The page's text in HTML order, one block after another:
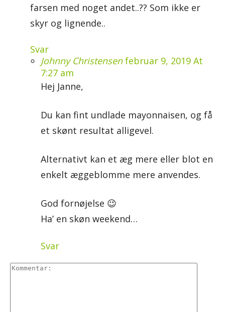
farsen med noget andet..?? Som ikke er
skyr og lignende..
Svar
Johnny Christensen februar 9, 2019 At
7:27 am
Hej Janne,
Du kan fint undlade mayonnaisen, og få
et skønt resultat alligevel.
Alternativt kan et æg mere eller blot en
enkelt æggeblomme mere anvendes.
God fornøjelse 😉
Ha’ en skøn weekend…
Svar